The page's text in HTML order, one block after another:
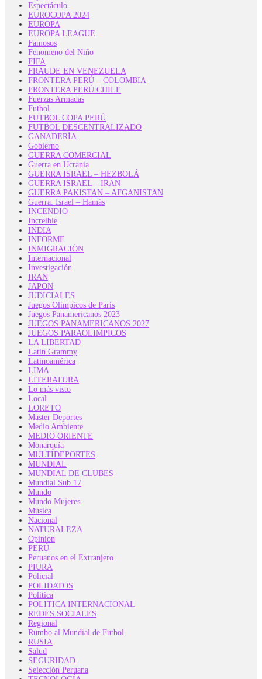
Espectáculo
EUROCOPA 2024
EUROPA
EUROPA LEAGUE
Famosos
Fenomeno del Niño
FIFA
FRAUDE EN VENEZUELA
FRONTERA PERÚ – COLOMBIA
FRONTERA PERÚ CHILE
Fuerzas Armadas
Futbol
FUTBOL COPA PERÚ
FUTBOL DESCENTRALIZADO
GANADERÍA
Gobierno
GUERRA COMERCIAL
Guerra en Ucrania
GUERRA ISRAEL – HEZBOLÁ
GUERRA ISRAEL – IRAN
GUERRA PAKISTAN – AFGANISTAN
Guerra: Israel – Hamás
INCENDIO
Increible
INDIA
INFORME
INMIGRACIÓN
Internacional
Investigación
IRAN
JAPON
JUDICIALES
Juegos Olímpicos de París
Juegos Panamericanos 2023
JUEGOS PANAMERICANOS 2027
JUEGOS PARAOLIMPICOS
LA LIBERTAD
Latin Grammy
Latinoamérica
LIMA
LITERATURA
Lo más visto
Local
LORETO
Master Deportes
Medio Ambiente
MEDIO ORIENTE
Monarquía
MULTIDEPORTES
MUNDIAL
MUNDIAL DE CLUBES
Mundial Sub 17
Mundo
Mundo Mujeres
Música
Nacional
NATURALEZA
Opinión
PERÚ
Peruanos en el Extranjero
PIURA
Policial
POLIDATOS
Politica
POLITICA INTERNACIONAL
REDES SOCIALES
Regional
Rumbo al Mundial de Futbol
RUSIA
Salud
SEGURIDAD
Selección Peruana